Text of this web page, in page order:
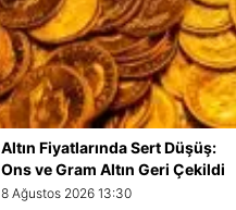
Altın Fiyatlarında Sert Düşüş:
Ons ve Gram Altın Geri Çekildi
8 Ağustos 2026 13:30